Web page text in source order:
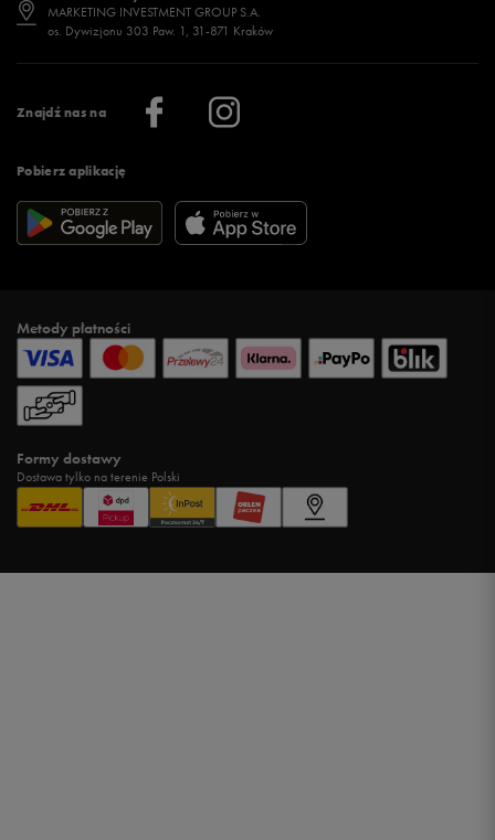
Znajdź nas na
Pobierz aplikację
Regulamin sklepu 50 style
Regulamin aplikacji 50 style
Więcej regulaminów >
Jak wybrać buty na zimę?
Więcej >
Stylizacje damskie
Sklepy stacjonarne
Klub 50 style
Praca
Informacje o firmie
MARKETING INVESTMENT GROUP S.A.
os. Dywizjonu 303 Paw. 1, 31-871 Kraków
Metody płatności
Formy dostawy
Dostawa tylko na terenie Polski